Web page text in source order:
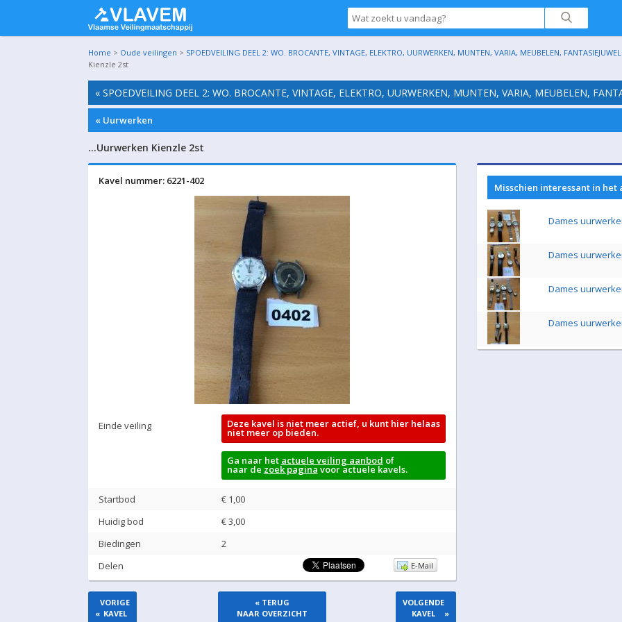
Home > Oude veilingen > SPOEDVEILING DEEL 2: WO. BROCANTE, VINTAGE, ELEKTRO, UURWERKEN, MUNTEN, VARIA, MEUBELEN,
Kienzle 2st
« SPOEDVEILING DEEL 2: WO. BROCANTE, VINTAGE, ELEKTRO, UURWERKEN, MUNTEN, VARIA, MEUBELEN,
« Uurwerken
…Uurwerken Kienzle 2st
Kavel nummer: 6221-402
Einde veiling Deze kavel is niet meer actief, u kunt hier helaas
niet meer op bieden.
Ga naar het actuele veiling aanbod of
naar de zoek paginavoor actuele kavels.
Startbod
€ 1,00
Huidig bod
€3,00
Biedingen
2
Delen
E-Mail
«
VORIGE
KAVEL
« TERUG
NAAR OVERZICHT
VOLGENDE
KAVEL
»
Misschien interessant in het
Dames
Dames
Dames
Dames